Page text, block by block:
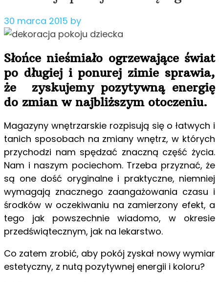
30 marca 2015 by
Słońce nieśmiało ogrzewające świat
po długiej i ponurej zimie sprawia,
że zyskujemy pozytywną energię
do zmian w najbliższym otoczeniu.
Magazyny wnętrzarskie rozpisują się o łatwych i
tanich sposobach na zmiany wnętrz, w których
przychodzi nam spędzać znaczną część życia.
Nam i naszym pociechom. Trzeba przyznać, że
są one dość oryginalne i praktyczne, niemniej
wymagają znacznego zaangażowania czasu i
środków w oczekiwaniu na zamierzony efekt, a
tego jak powszechnie wiadomo, w okresie
przedświątecznym, jak na lekarstwo.
Co zatem zrobić, aby pokój zyskał nowy wymiar
estetyczny, z nutą pozytywnej energii i koloru?